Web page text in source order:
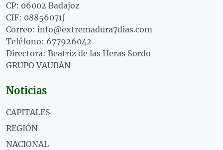
CP: 06002 Badajoz
CIF: 08856071J
Correo: info@extremadura7dias.com
Teléfono: 677926042
Directora: Beatriz de las Heras Sordo
GRUPO VAUBÁN
Noticias
CAPITALES
REGIÓN
NACIONAL